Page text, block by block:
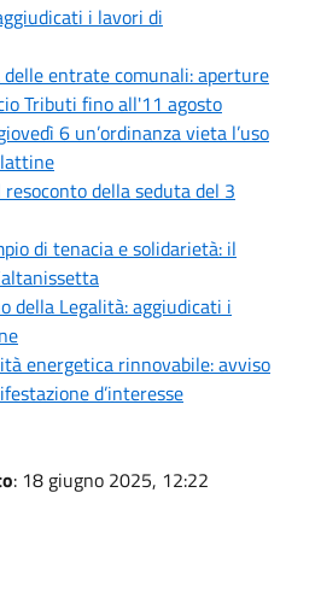
i lavori di
entrate comunali: aperture
Tributi fino all'11 agosto
6 un’ordinanza vieta l’uso
della seduta del 3
di tenacia e solidarietà: il
della Legalità: aggiudicati i
energetica rinnovabile: avviso
d’interesse
: 18 giugno 2025, 12:22